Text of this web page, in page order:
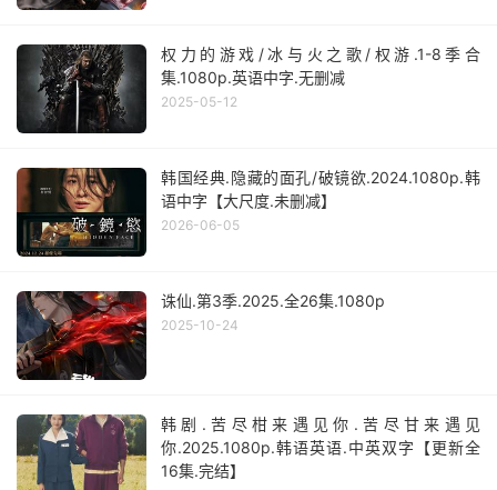
权力的游戏/冰与火之歌/权游.1-8季合
集.1080p.英语中字.无删减
2025-05-12
韩国经典.隐藏的面孔/破镜欲.2024.1080p.韩
语中字【大尺度.未删减】
2026-06-05
诛仙.第3季.2025.全26集.1080p
2025-10-24
韩剧.苦尽柑来遇见你.苦尽甘来遇见
你.2025.1080p.韩语英语.中英双字【更新全
16集.完结】